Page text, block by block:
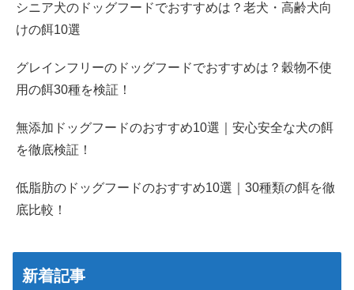
シニア犬のドッグフードでおすすめは？老犬・高齢犬向
けの餌10選
グレインフリーのドッグフードでおすすめは？穀物不使
用の餌30種を検証！
無添加ドッグフードのおすすめ10選｜安心安全な犬の餌
を徹底検証！
低脂肪のドッグフードのおすすめ10選｜30種類の餌を徹
底比較！
新着記事